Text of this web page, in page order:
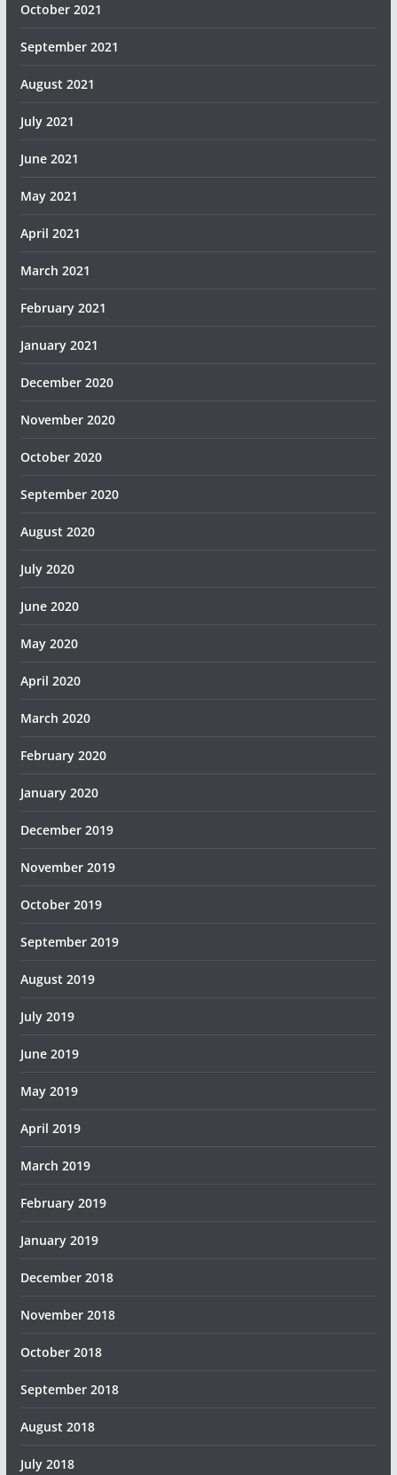
October 2021
September 2021
August 2021
July 2021
June 2021
May 2021
April 2021
March 2021
February 2021
January 2021
December 2020
November 2020
October 2020
September 2020
August 2020
July 2020
June 2020
May 2020
April 2020
March 2020
February 2020
January 2020
December 2019
November 2019
October 2019
September 2019
August 2019
July 2019
June 2019
May 2019
April 2019
March 2019
February 2019
January 2019
December 2018
November 2018
October 2018
September 2018
August 2018
July 2018